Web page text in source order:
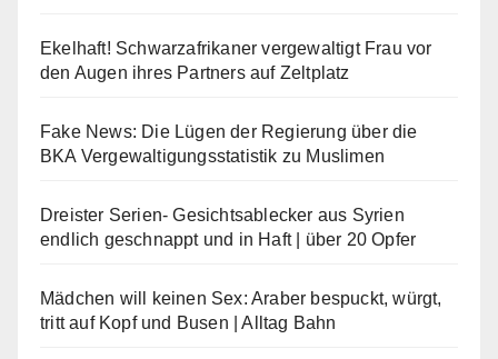
Ekelhaft! Schwarzafrikaner vergewaltigt Frau vor
den Augen ihres Partners auf Zeltplatz
Fake News: Die Lügen der Regierung über die
BKA Vergewaltigungsstatistik zu Muslimen
Dreister Serien- Gesichtsablecker aus Syrien
endlich geschnappt und in Haft | über 20 Opfer
Mädchen will keinen Sex: Araber bespuckt, würgt,
tritt auf Kopf und Busen | Alltag Bahn